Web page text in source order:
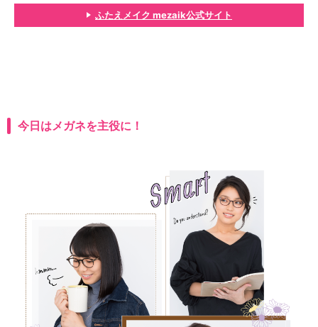
ふたえメイク mezaik公式サイト
今日はメガネを主役に！